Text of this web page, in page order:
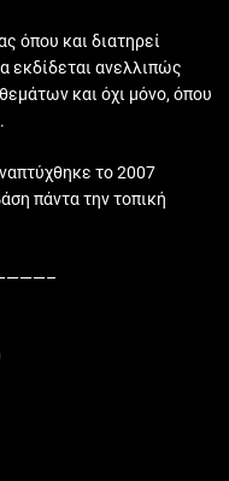
όπου και διατηρεί
εκδίδεται ανελλιπώς
και όχι μόνο, όπου
το 2007
πάντα την τοπική